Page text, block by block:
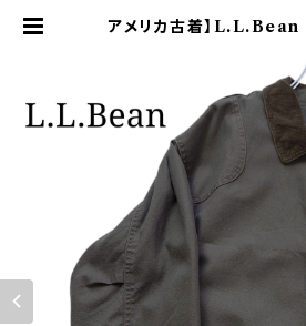
アメリカ古着】L.L.Bean
オンライン古着屋